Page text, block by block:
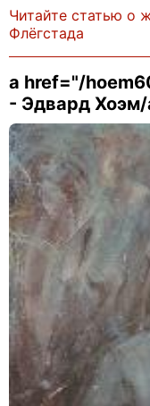
Читайте статью о
Флёгстада
a href="/
- Эдвард Хоэм/